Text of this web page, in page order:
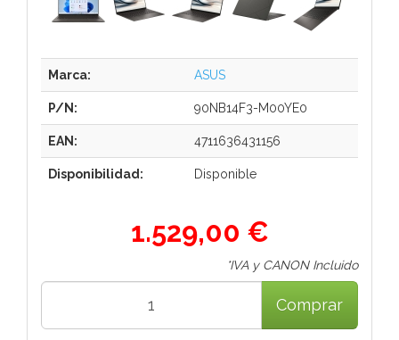
Marca: ASUS
P/N: 90NB14F3-M00YE0
EAN: 4711636431156
Disponibilidad: Disponible
1.529,00 €
*IVA y CANON Incluido
Comprar